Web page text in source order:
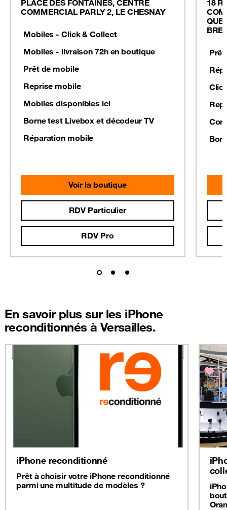
PLACE DES FONTAINES, CENTRE
COMMERCIAL PARLY 2, LE CHESNAY
Mobiles - Click & Collect
Mobiles - livraison 72h en boutique
Prêt de mobile
Reprise mobile
Mobiles disponibles ici
Borne test Livebox et décodeur TV
Réparation mobile
Voir la boutique
RDV Particulier
RDV Pro
18
En savoir plus sur les iPhone
reconditionnés à Versailles.
iPhone reconditionné
Prêt à choisir votre iPhone reconditionné
parmi une multitude de modèles ?